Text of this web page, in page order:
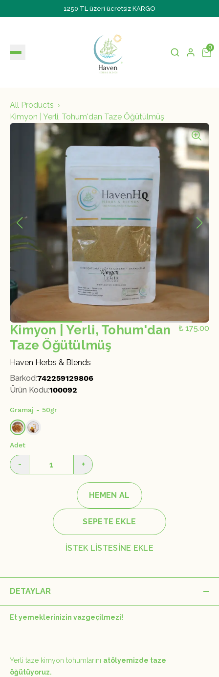
1250 TL üzeri ücretsiz KARGO
0
All Products
Kimyon | Yerli, Tohum'dan Taze Öğütülmüş
Kimyon | Yerli, Tohum'dan
Taze Öğütülmüş
₺ 175.00
Haven Herbs & Blends
Barkod:742259129806
Ürün Kodu:100092
Gramaj - 50gr
Adet
- +
HEMEN AL
SEPETE EKLE
İSTEK LİSTESİNE EKLE
DETAYLAR
Et yemeklerinizin vazgeçilmezi!
Yerli taze kimyon tohumlarını atölyemizde taze
öğütüyoruz.